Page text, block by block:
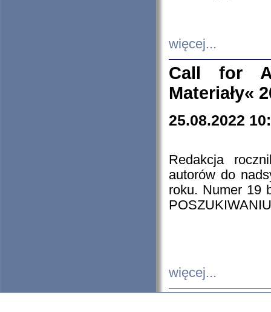
więcej...
Call for
Materiały«
25.08.2022
Redakcja
autorów do
roku. Numer 19
więcej...